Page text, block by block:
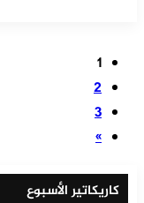
1
2
3
»
كاريكاتير الأسبوع